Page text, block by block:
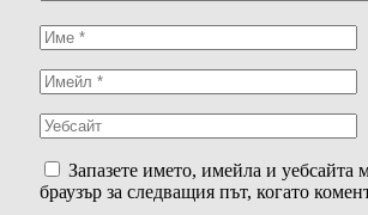
Запазете името, имейла и уебсайта
браузър за следващия път, когато